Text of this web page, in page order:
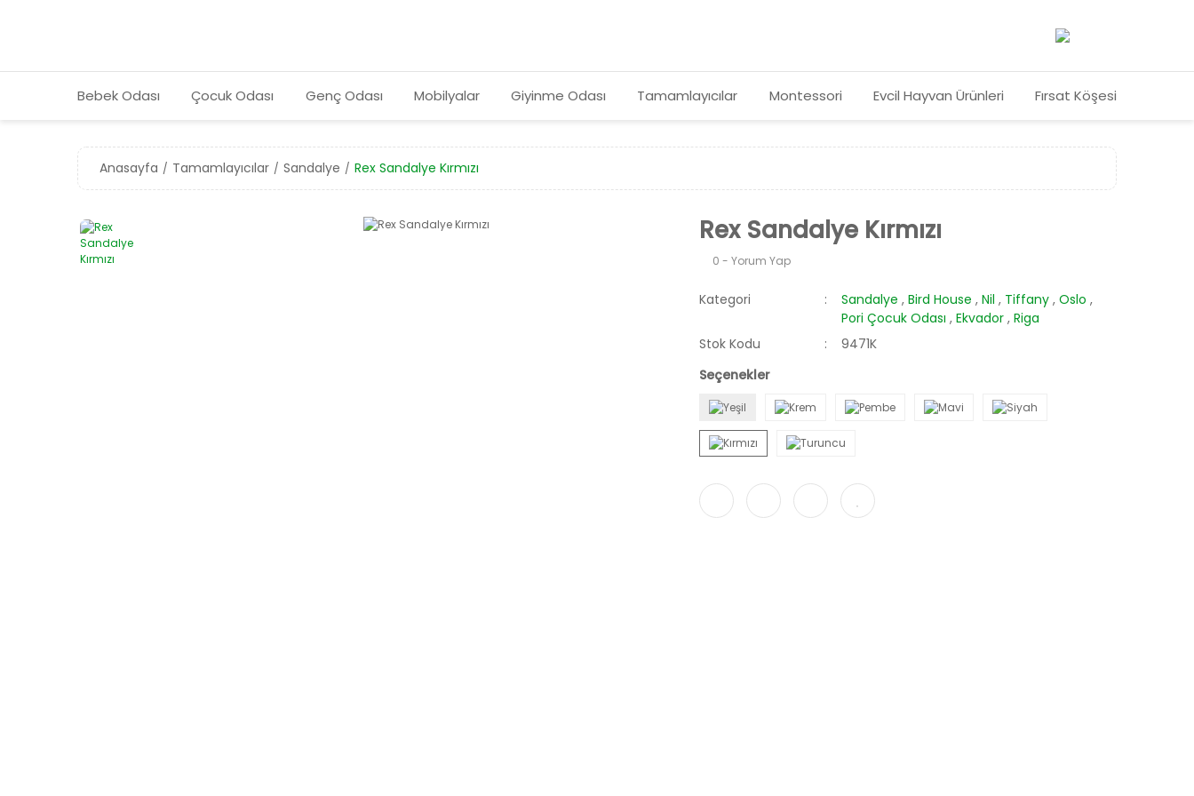
Bebek Odası Çocuk Odası Genç Odası Mobilyalar Giyinme Odası Tamamlayıcılar Montessori Evcil Hayvan Ürünleri Fırsat Köşesi
Anasayfa Tamamlayıcılar Sandalye Rex Sandalye Kırmızı
Rex Sandalye Kırmızı
0 - Yorum Yap
Kategori Sandalye , Bird House , Nil , Tiffany , Oslo ,
Pori Çocuk Odası , Ekvador , Riga
Stok Kodu
9471K
Seçenekler